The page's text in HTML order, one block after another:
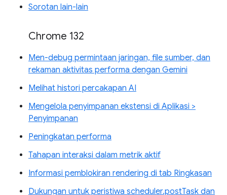
Sorotan lain-lain
Chrome 132
Men-debug permintaan jaringan, file sumber, dan
rekaman aktivitas performa dengan Gemini
Melihat histori percakapan AI
Mengelola penyimpanan ekstensi di Aplikasi >
Penyimpanan
Peningkatan performa
Tahapan interaksi dalam metrik aktif
Informasi pemblokiran rendering di tab Ringkasan
Dukungan untuk peristiwa scheduler.postTask dan